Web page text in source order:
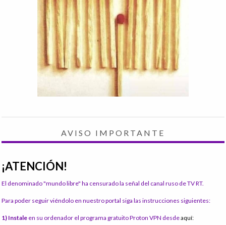
AVISO IMPORTANTE
¡ATENCIÓN!
El denominado "mundo libre" ha censurado la señal del canal ruso de TV RT.
Para poder seguir viéndolo en nuestro portal siga las instrucciones siguientes:
1) Instale en su ordenador el programa gratuito Proton VPN desdeaquí: